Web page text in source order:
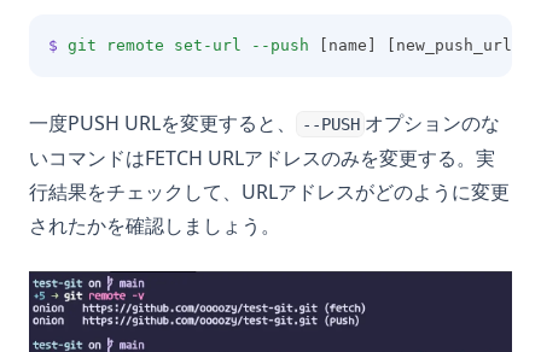
$ git remote set-url --push [name] [new_push_url]
一度PUSH URLを変更すると、 --PUSH オプションのな
いコマンドはFETCH URLアドレスのみを変更する。実
行結果をチェックして、URLアドレスがどのように変更
されたかを確認しましょう。